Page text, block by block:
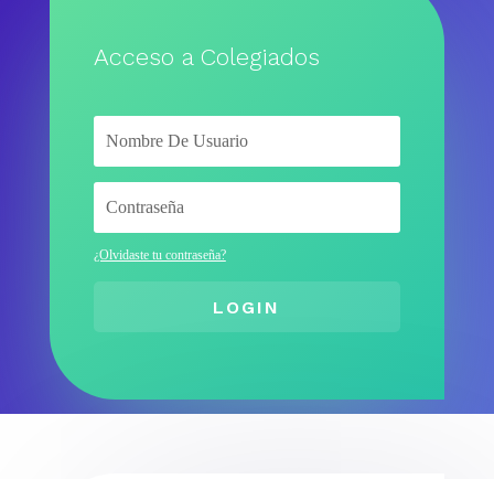
Acceso a Colegiados
¿Olvidaste tu contraseña?
LOGIN